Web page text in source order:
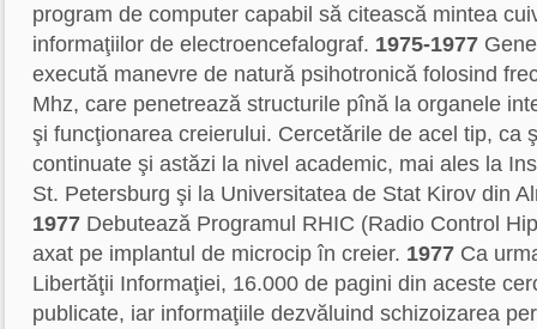
program de computer capabil să citească mintea
informaţiilor de electroencefalograf. 1975-1977
execută manevre de natură psihotronică folosind
Mhz, care penetrează structurile pînă la organele
şi funcţionarea creierului. Cercetările de acel tip, ca
continuate şi astăzi la nivel academic, mai ales la
St. Petersburg şi la Universitatea de Stat Kirov din
1977 Debutează Programul RHIC (Radio Control
axat pe implantul de microcip în creier. 1977 Ca
Libertăţii Informaţiei, 16.000 de pagini din aceste
publicate, iar informaţiile dezvăluind schizoizarea